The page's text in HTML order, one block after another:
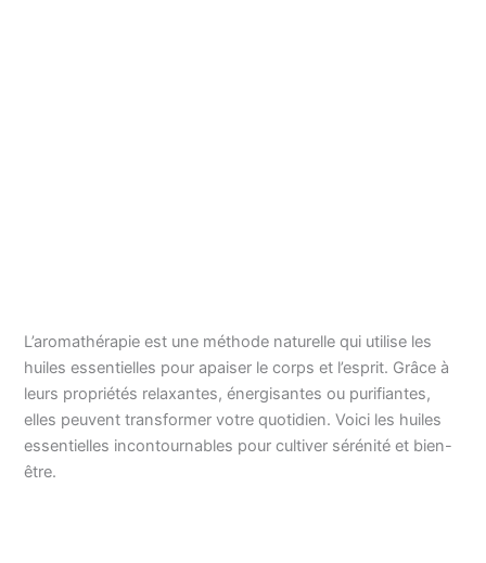
L’aromathérapie est une méthode naturelle qui utilise les
huiles essentielles pour apaiser le corps et l’esprit. Grâce à
leurs propriétés relaxantes, énergisantes ou purifiantes,
elles peuvent transformer votre quotidien. Voici les huiles
essentielles incontournables pour cultiver sérénité et bien-
être.